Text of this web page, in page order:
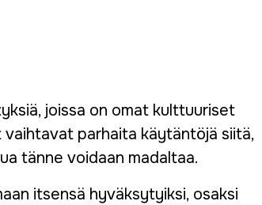
joissa on omat kulttuuriset
parhaita käytäntöjä siitä,
tänne voidaan madaltaa.
itsensä hyväksytyiksi, osaksi